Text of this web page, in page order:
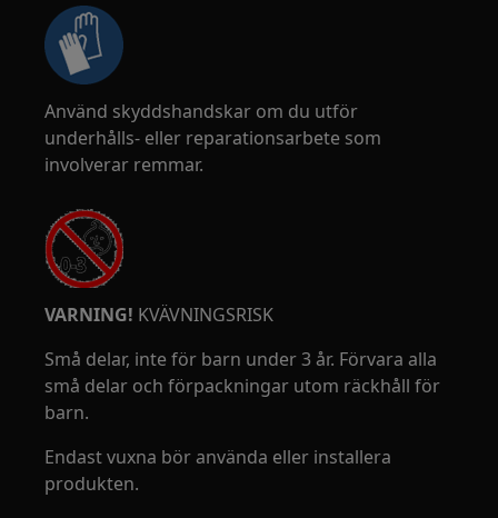
Använd skyddshandskar om du utför
underhålls- eller reparationsarbete som
involverar remmar.
VARNING! KVÄVNINGSRISK
Små delar, inte för barn under 3 år. Förvara alla
små delar och förpackningar utom räckhåll för
barn.
Endast vuxna bör använda eller installera
produkten.